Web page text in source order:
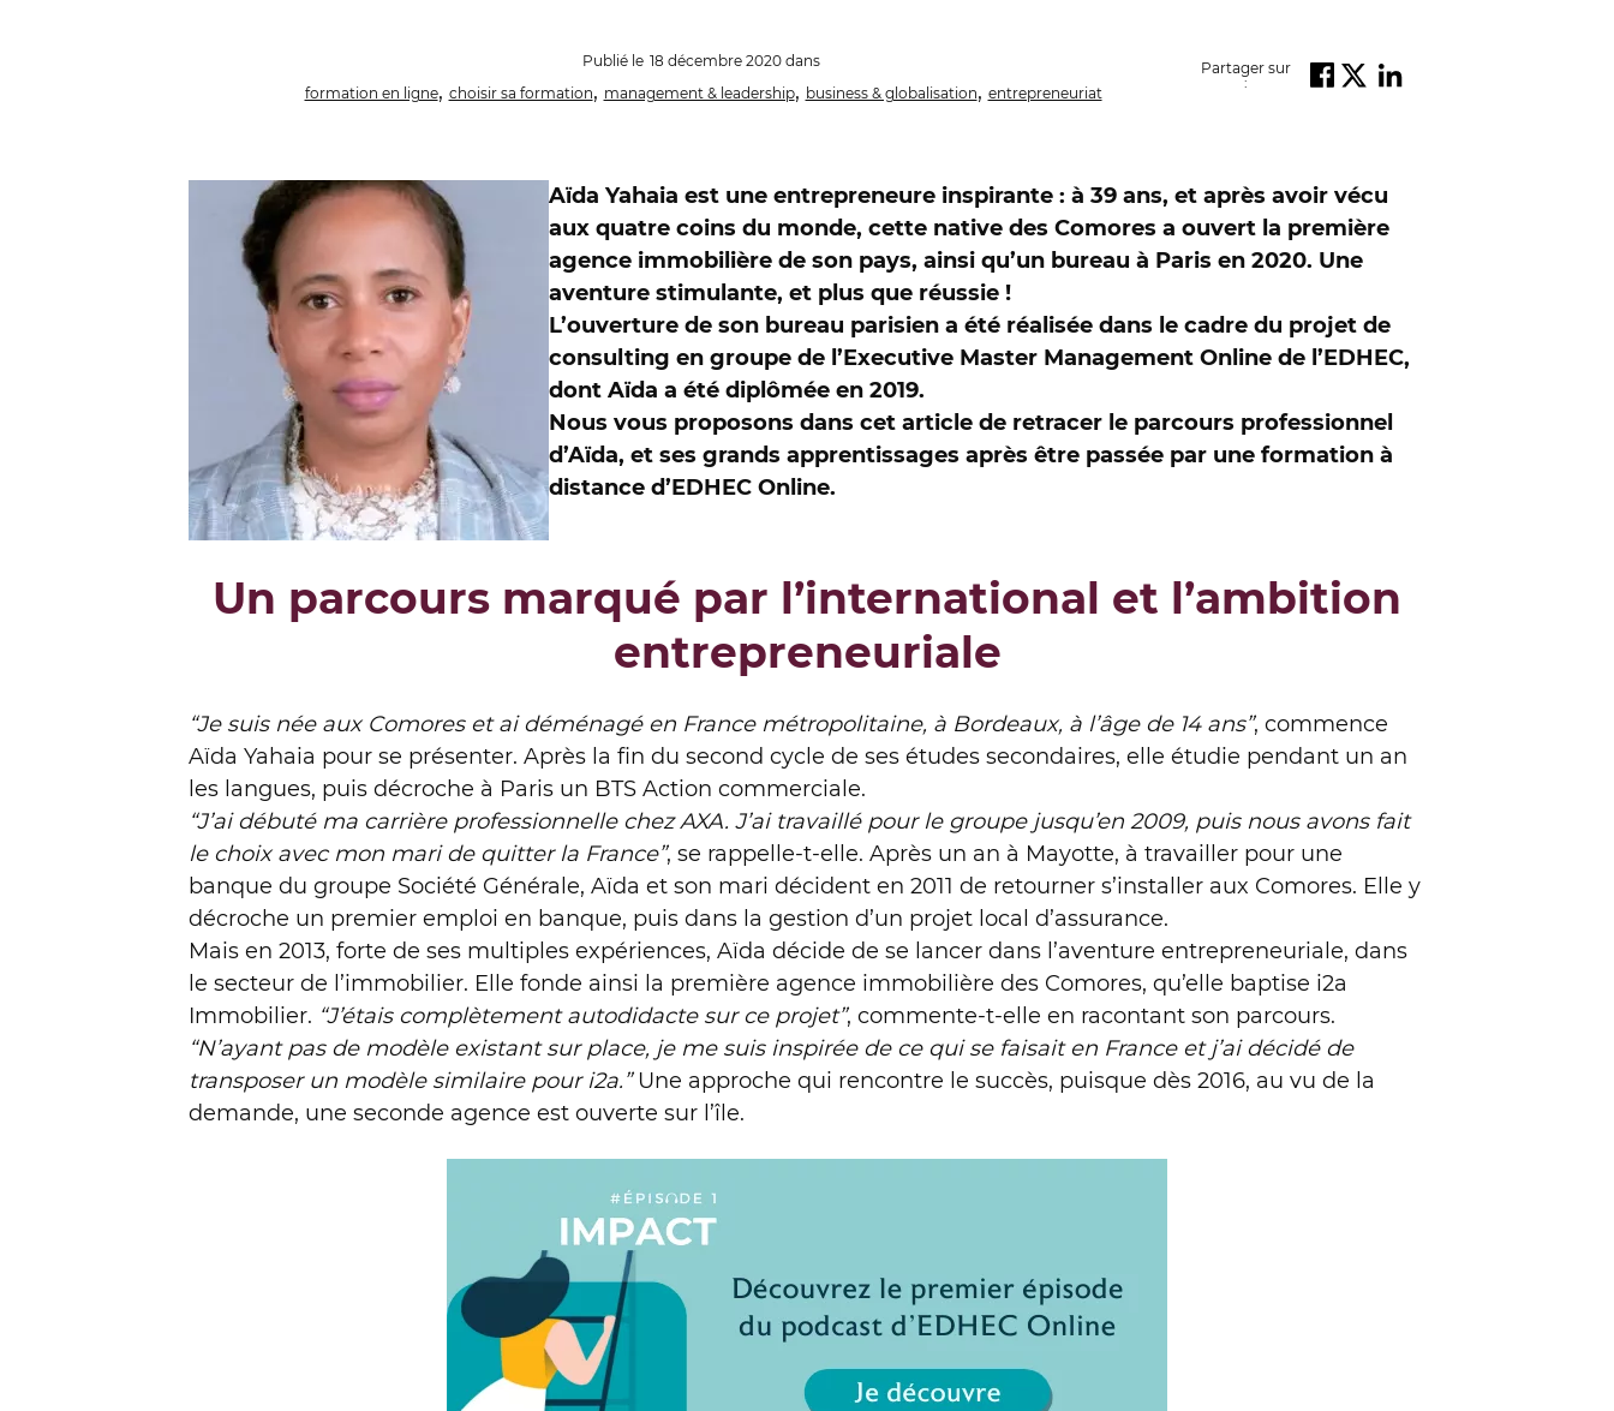
Publié le 18 décembre 2020 dans
formation en ligne, choisir sa formation, management & leadership, business & globalisation, entrepreneuriat
Partager sur
:
Aïda Yahaia est une entrepreneure inspirante : à 39 ans, et après avoir vécu
aux quatre coins du monde, cette native des Comores a ouvert la première
agence immobilière de son pays, ainsi qu’un bureau à Paris en 2020. Une
aventure stimulante, et plus que réussie !
L’ouverture de son bureau parisien a été réalisée dans le cadre du projet de
consulting en groupe de l’Executive Master Management Online de l’EDHEC,
dont Aïda a été diplômée en 2019.
Nous vous proposons dans cet article de retracer le parcours professionnel
d’Aïda, et ses grands apprentissages après être passée par une formation à
distance d’EDHEC Online.
Un parcours marqué par l’international et l’ambition
entrepreneuriale
“Je suis née aux Comores et ai déménagé en France métropolitaine, à Bordeaux, à l’âge de 14 ans”, commence
Aïda Yahaia pour se présenter. Après la fin du second cycle de ses études secondaires, elle étudie pendant un an
les langues, puis décroche à Paris un BTS Action commerciale.
“J’ai débuté ma carrière professionnelle chez AXA. J’ai travaillé pour le groupe jusqu’en 2009, puis nous avons fait
le choix avec mon mari de quitter la France”, se rappelle-t-elle. Après un an à Mayotte, à travailler pour une
banque du groupe Société Générale, Aïda et son mari décident en 2011 de retourner s’installer aux Comores. Elle y
décroche un premier emploi en banque, puis dans la gestion d’un projet local d’assurance.
Mais en 2013, forte de ses multiples expériences, Aïda décide de se lancer dans l’aventure entrepreneuriale, dans
le secteur de l’immobilier. Elle fonde ainsi la première agence immobilière des Comores, qu’elle baptise i2a
Immobilier. “J’étais complètement autodidacte sur ce projet”, commente-t-elle en racontant son parcours.
“N’ayant pas de modèle existant sur place, je me suis inspirée de ce qui se faisait en France et j’ai décidé de
transposer un modèle similaire pour i2a.” Une approche qui rencontre le succès, puisque dès 2016, au vu de la
demande, une seconde agence est ouverte sur l’île.